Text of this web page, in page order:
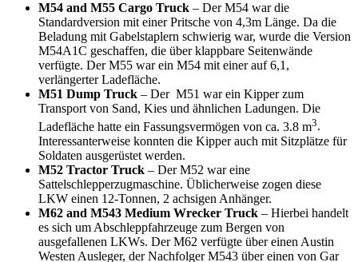
M54 and M55 Cargo Truck – Der M54 war die
Standardversion mit einer Pritsche von 4,3m Länge. Da die
Beladung mit Gabelstaplern schwierig war, wurde die Version
M54A1C geschaffen, die über klappbare Seitenwände
verfügte. Der M55 war ein M54 mit einer auf 6,1,
verlängerter Ladefläche.
M51 Dump Truck – Der M51 war ein Kipper zum
Transport von Sand, Kies und ähnlichen Ladungen. Die
Ladefläche hatte ein Fassungsvermögen von ca. 3.8 m3.
Interessanterweise konnten die Kipper auch mit Sitzplätze für
Soldaten ausgerüstet werden.
M52 Tractor Truck – Der M52 war eine
Sattelschlepperzugmaschine. Üblicherweise zogen diese
LKW einen 12-Tonnen, 2 achsigen Anhänger.
M62 and M543 Medium Wrecker Truck – Hierbei handelt
es sich um Abschleppfahrzeuge zum Bergen von
ausgefallenen LKWs. Der M62 verfügte über einen Austin
Westen Ausleger, der Nachfolger M543 über einen von Gar